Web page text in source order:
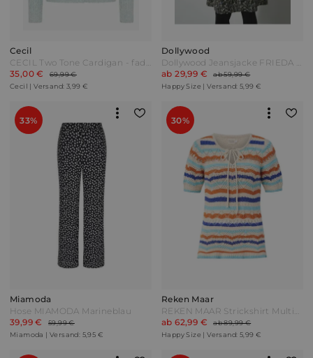
Cecil
CECIL Two Tone Cardigan - faded blue melange Blau
35,00 €
69,99 €
Cecil | Versand: 3,99 €
Dollywood
Dollywood Jeansjacke FRIEDA Light blue Blau
ab 29,99 €
ab 59,99 €
Happy Size | Versand: 5,99 €
33%
Miamoda
Hose MIAMODA Marineblau
39,99 €
59,99 €
Miamoda | Versand: 5,95 €
30%
Reken Maar
REKEN MAAR Strickshirt Multicolor Weiß
ab 62,99 €
ab 89,99 €
Happy Size | Versand: 5,99 €